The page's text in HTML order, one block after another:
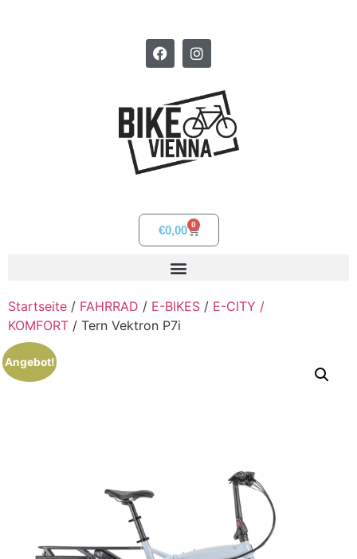
€0,00 0
Startseite / FAHRRAD / E-BIKES / E-CITY /
KOMFORT / Tern Vektron P7i
Angebot!